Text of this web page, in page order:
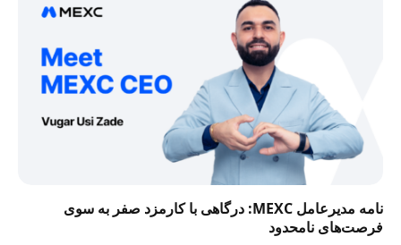
نامه مدیرعامل MEXC: درگاهی با کارمزد صفر به سوی
فرصت‌های نامحدود